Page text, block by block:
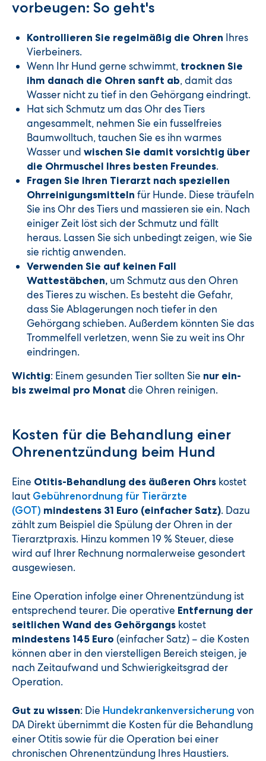
vorbeugen: So geht's
Kontrollieren Sie regelmäßig die Ohren Ihres
Vierbeiners.
Wenn Ihr Hund gerne schwimmt, trocknen Sie
ihm danach die Ohren sanft ab, damit das
Wasser nicht zu tief in den Gehörgang eindringt.
Hat sich Schmutz um das Ohr des Tiers
angesammelt, nehmen Sie ein fusselfreies
Baumwolltuch, tauchen Sie es ihn warmes
Wasser und wischen Sie damit vorsichtig über
die Ohrmuschel Ihres besten Freundes.
Fragen Sie Ihren Tierarzt nach speziellen
Ohrreinigungsmitteln für Hunde. Diese träufeln
Sie ins Ohr des Tiers und massieren sie ein. Nach
einiger Zeit löst sich der Schmutz und fällt
heraus. Lassen Sie sich unbedingt zeigen, wie Sie
sie richtig anwenden.
Verwenden Sie auf keinen Fall
Wattestäbchen, um Schmutz aus den Ohren
des Tieres zu wischen. Es besteht die Gefahr,
dass Sie Ablagerungen noch tiefer in den
Gehörgang schieben. Außerdem könnten Sie das
Trommelfell verletzen, wenn Sie zu weit ins Ohr
eindringen.
Wichtig: Einem gesunden Tier sollten Sie nur ein-
bis zweimal pro Monat die Ohren reinigen.
Kosten für die Behandlung einer
Ohrenentzündung beim Hund
Eine Otitis-Behandlung des äußeren Ohrs kostet
laut Gebührenordnung für Tierärzte
(GOT) mindestens 31 Euro (einfacher Satz). Dazu
zählt zum Beispiel die Spülung der Ohren in der
Tierarztpraxis. Hinzu kommen 19 % Steuer, diese
wird auf Ihrer Rechnung normalerweise gesondert
ausgewiesen.
Eine Operation infolge einer Ohrenentzündung ist
entsprechend teurer. Die operative Entfernung der
seitlichen Wand des Gehörgangs kostet
mindestens 145 Euro (einfacher Satz) – die Kosten
können aber in den vierstelligen Bereich steigen, je
nach Zeitaufwand und Schwierigkeitsgrad der
Operation.
Gut zu wissen: Die Hundekrankenversicherung von
DA Direkt übernimmt die Kosten für die Behandlung
einer Otitis sowie für die Operation bei einer
chronischen Ohrenentzündung Ihres Haustiers.